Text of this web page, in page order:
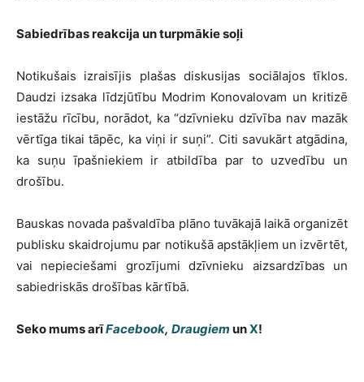
Sabiedrības reakcija un turpmākie soļi
Notikušais izraisījis plašas diskusijas sociālajos tīklos.
Daudzi izsaka līdzjūtību Modrim Konovalovam un kritizē
iestāžu rīcību, norādot, ka “dzīvnieku dzīvība nav mazāk
vērtīga tikai tāpēc, ka viņi ir suņi”. Citi savukārt atgādina,
ka suņu īpašniekiem ir atbildība par to uzvedību un
drošību.
Bauskas novada pašvaldība plāno tuvākajā laikā organizēt
publisku skaidrojumu par notikušā apstākļiem un izvērtēt,
vai nepieciešami grozījumi dzīvnieku aizsardzības un
sabiedriskās drošības kārtībā.
Seko mums arīFacebook, Draugiem unX!